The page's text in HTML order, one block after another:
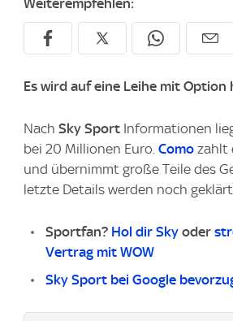
Weiterempfehlen:
Es wird auf eine Leihe mit Option
Nach Sky Sport Informationen
bei 20 Millionen Euro. ⁠ Como zahlt
und übernimmt große Teile des
letzte Details werden noch
Sportfan? Hol dir Sky oder
Vertrag mit WOW
Sky Sport bei Google